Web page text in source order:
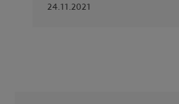
24.11.2021